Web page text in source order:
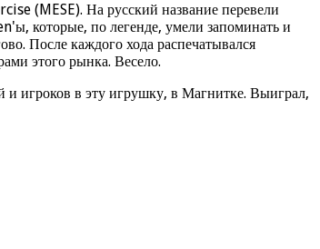
(MESE). На русский название перевели
которые, по легенде, умели запоминать и
После каждого хода распечатывался
этого рынка. Весело.
и игроков в эту игрушку, в Магнитке. Выиграл,